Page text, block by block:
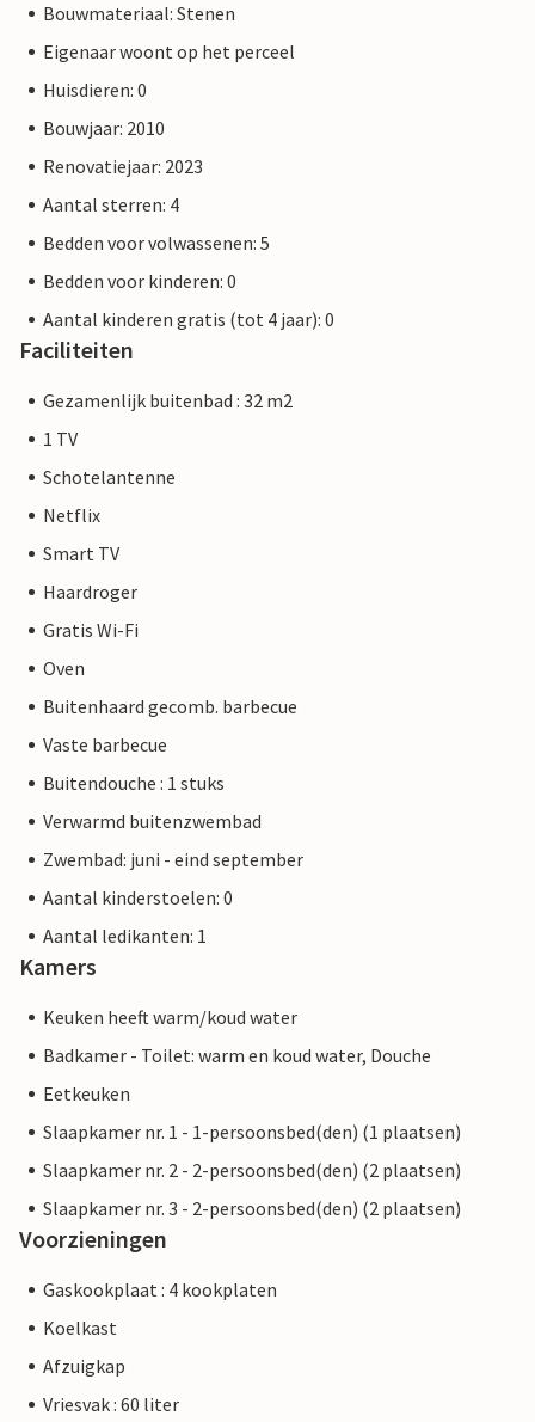
Bouwmateriaal: Stenen
Eigenaar woont op het perceel
Huisdieren: 0
Bouwjaar: 2010
Renovatiejaar: 2023
Aantal sterren: 4
Bedden voor volwassenen: 5
Bedden voor kinderen: 0
Aantal kinderen gratis (tot 4 jaar): 0
Faciliteiten
Gezamenlijk buitenbad : 32 m2
1 TV
Schotelantenne
Netflix
Smart TV
Haardroger
Gratis Wi-Fi
Oven
Buitenhaard gecomb. barbecue
Vaste barbecue
Buitendouche : 1 stuks
Verwarmd buitenzwembad
Zwembad: juni - eind september
Aantal kinderstoelen: 0
Aantal ledikanten: 1
Kamers
Keuken heeft warm/koud water
Badkamer - Toilet: warm en koud water, Douche
Eetkeuken
Slaapkamer nr. 1 - 1-persoonsbed(den) (1 plaatsen)
Slaapkamer nr. 2 - 2-persoonsbed(den) (2 plaatsen)
Slaapkamer nr. 3 - 2-persoonsbed(den) (2 plaatsen)
Voorzieningen
Gaskookplaat : 4 kookplaten
Koelkast
Afzuigkap
Vriesvak : 60 liter